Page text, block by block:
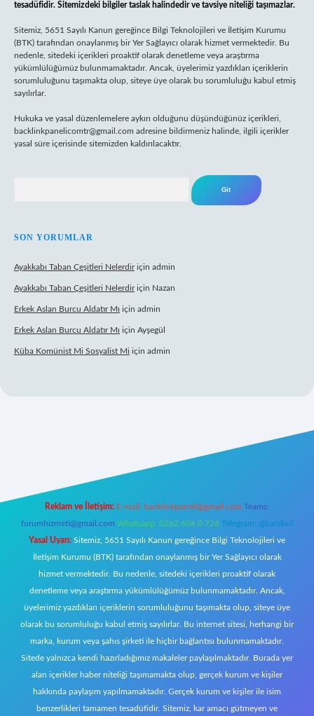
tesadüfidir. Sitemizdeki bilgiler taslak halindedir ve tavsiye niteliği taşımazlar.
Sitemiz, 5651 Sayılı Kanun gereğince Bilgi Teknolojileri ve İletişim Kurumu
(BTK) tarafından onaylanmış bir Yer Sağlayıcı olarak hizmet vermektedir. Bu
nedenle, sitedeki içerikleri proaktif olarak denetleme veya araştırma
yükümlülüğümüz bulunmamaktadır. Ancak, üyelerimiz yazdıkları içeriklerin
sorumluluğunu taşımakta olup, siteye üye olarak bu sorumluluğu kabul etmiş
sayılırlar.
Hukuka ve yasal düzenlemelere aykırı olduğunu düşündüğünüz içerikleri,
backlinkpanelicomtr@gmail.com adresine bildirmeniz halinde, ilgili içerikler
yasal süre içerisinde sitemizden kaldırılacaktır.
SON YORUMLAR
Ayakkabı Taban Çeşitleri Nelerdiriçin admin
Ayakkabı Taban Çeşitleri Nelerdiriçin Nazan
Erkek Aslan Burcu Aldatır Mı için admin
Erkek Aslan Burcu Aldatır Mı için Ayşegül
Küba Komünist Mi Sosyalist Mi için admin
Reklam ve İletişim: E-mail: backlinkpaneli@gmail.com Teams:
forumhizmeti@gmail.com Whatsapp: 0262 606 0 726 Telegram: @karabul
Yasal Uyarı: Sitemiz, 5651 Sayılı Kanun gereğince Bilgi Teknolojileri ve
İletişim Kurumu (BTK) tarafından onaylanmış bir Yer Sağlayıcı olarak
hizmet vermektedir. Bu nedenle, sitedeki içerikleri proaktif olarak
denetleme veya araştırma yükümlülüğümüz bulunmamaktadır. Ancak,
üyelerimiz yazdıkları içeriklerin sorumluluğunu taşımakta olup, siteye üye
olarak bu sorumluluğu kabul etmiş sayılırlar. Bu internet sitesi, herhangi bir
marka, kurum veya şahıs şirketi ile hiçbir bağlantısı bulunmamaktadır.
Sitede yalnızca kendi hazırladığımız makaleler paylaşılmaktadır. Burada yer
alan içerikler haber niteliği taşımamakta olup, gerçek kurum ve kişiler
hakkında paylaşım yapılmamaktadır. Gerçek kurum ve kişiler ile isim
benzerlikleri tamamen tesadüfidir. Sitemiz, kar amacı gütmeyen ve